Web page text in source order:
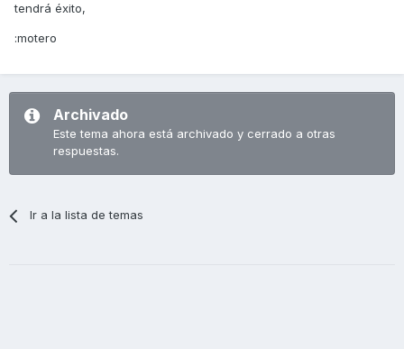
tendrá éxito,
:motero
Archivado
Este tema ahora está archivado y cerrado a otras
respuestas.
Ir a la lista de temas